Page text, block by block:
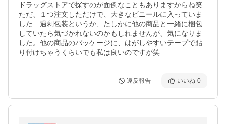
ドラッグストアで探すのが面倒なこともありますからね笑
ただ、１つ注文しただけで、大きなビニールに入っていま
した…過剰包装というか、たしかに他の商品と一緒に梱包
していたら気づかれないのかもしれませんが、気になりま
した。他の商品のパッケージに、はがしやすいテープで貼
り付けちゃうくらいでも私は良いのですが笑
違反報告 いいね 0